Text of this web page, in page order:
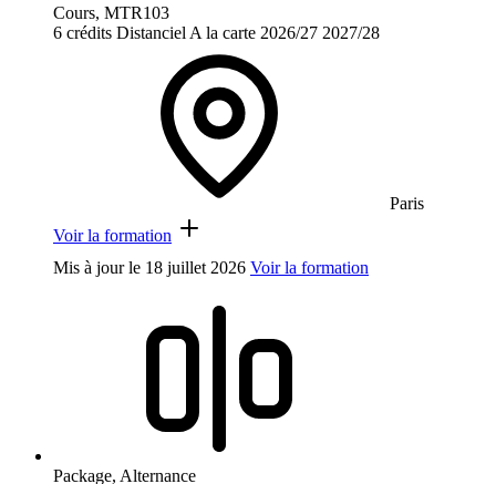
Cours, MTR103
6 crédits Distanciel A la carte 2026/27 2027/28
Paris
Voir la formation
Mis à jour le 18 juillet 2026 Voir la formation
Package, Alternance